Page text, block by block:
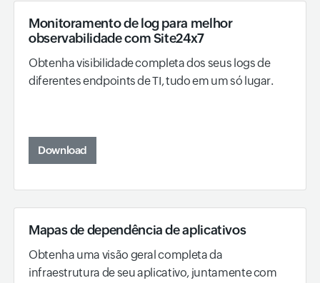
Monitoramento de log para melhor
observabilidade com Site24x7
Obtenha visibilidade completa dos seus logs de
diferentes endpoints de TI, tudo em um só lugar.
Download
Mapas de dependência de aplicativos
Obtenha uma visão geral completa da
infraestrutura de seu aplicativo, juntamente com